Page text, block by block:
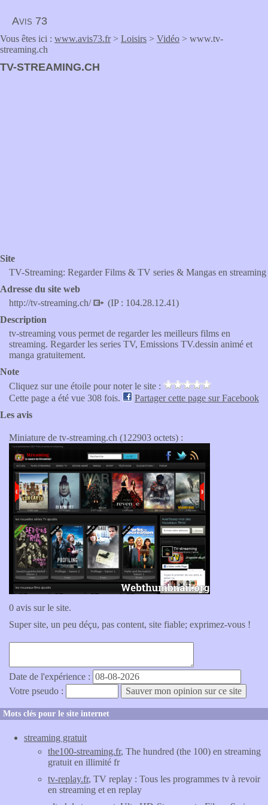
Avis 73
Vous êtes ici : www.avis73.fr> Loisirs > Vidéo > www.tv-
streaming.ch
TV-STREAMING.CH
Site
TV-Streaming: Regarder Films & TV series & Mangas en streaming
Adresse du site web
http://tv-streaming.ch/
(IP : 104.28.12.41)
Description
tv-streaming vous permet de regarder les meilleurs films en
streaming. Regarder les series TV, Emissions TV.dessin animé et
manga gratuitement.
Note
Cliquez sur une étoile pour noter le site :
Cette page a été vue 308 fois.
Partager cette page sur Facebook
Les avis
Miniature de tv-streaming.ch (122903 octets) :
0 avis sur le site.
Super site, un peu déçu, pas content, site fiable; exprimez-vous !
Date de l'expérience :
Votre pseudo :
Mots clés pour le site internet
streaming gratuit
the100-streaming.fr, The hundred (the 100) en streaming
gratuit en illimité fr
tv-replay.fr, TV replay : Tous les programmes tv à revoir
en streaming et en replay